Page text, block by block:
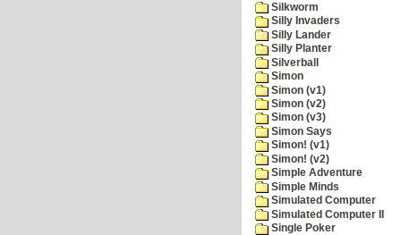
Silkworm
Silly Invaders
Silly Lander
Silly Planter
Silverball
Simon
Simon (v1)
Simon (v2)
Simon (v3)
Simon Says
Simon! (v1)
Simon! (v2)
Simple Adventure
Simple Minds
Simulated Computer
Simulated Computer II
Single Poker